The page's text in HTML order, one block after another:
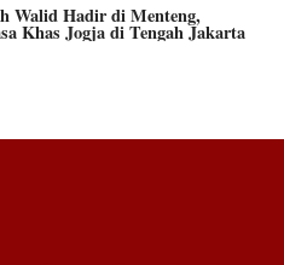
Walid Hadir di Menteng,
Khas Jogja di Tengah Jakarta